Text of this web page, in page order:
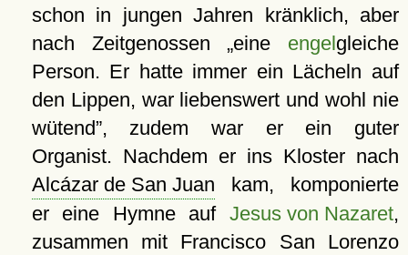
schon in jungen Jahren kränklich, aber
nach Zeitgenossen eine engelgleiche
Person. Er hatte immer ein Lächeln auf
den Lippen, war liebenswert und wohl nie
wütend , zudem war er ein guter
Organist. Nachdem er ins Kloster nach
Alcázar de San Juan kam, komponierte
er eine Hymne auf Jesus von Nazaret,
zusammen mit Francisco San Lorenzo